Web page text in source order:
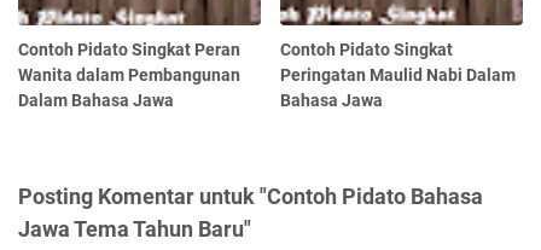
Contoh Pidato Singkat Peran
Wanita dalam Pembangunan
Dalam Bahasa Jawa
Contoh Pidato Singkat
Peringatan Maulid Nabi Dalam
Bahasa Jawa
Posting Komentar untuk "Contoh Pidato Bahasa
Jawa Tema Tahun Baru"